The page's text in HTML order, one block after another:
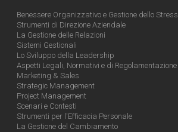
Benessere Organizzativo e Gestione dello Stress
Strumenti di Direzione Aziendale
La Gestione delle Relazioni
Sistemi Gestionali
Lo Sviluppo della Leadership
Aspetti Legali, Normativi e di Regolamentazione
Marketing & Sales
Strategic Management
Project Management
Scenari e Contesti
Strumenti per l'Efficacia Personale
La Gestione del Cambiamento